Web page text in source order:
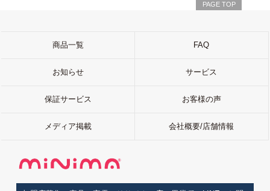
PAGE TOP
商品一覧 FAQ
お知らせ サービス
保証サービス お客様の声
メディア掲載 会社概要/店舗情報